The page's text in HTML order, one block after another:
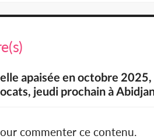
apaisée en octobre
jeudi prochain à
commenter ce contenu.